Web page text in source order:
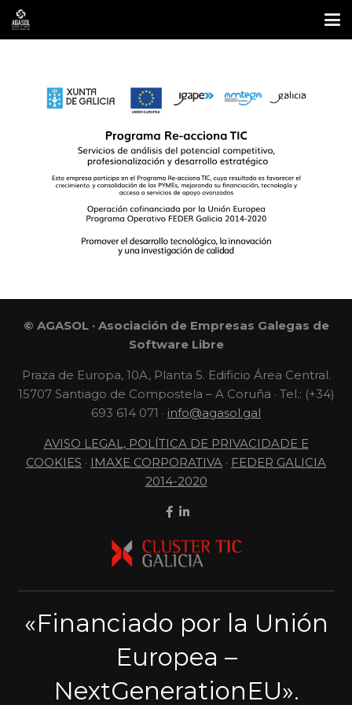
© AGASOL · Asociación de Empresas Galegas de
Software Libre
Praza de Europa, 10A, Planta 5. Edificio Área Central.
15707 Santiago de Compostela – A Coruña · Tel.: (+34)
693 614 071 · info@agasol.gal
AVISO LEGAL, POLÍTICA DE PRIVACIDADE E
COOKIES · IMAXE CORPORATIVA · FEDER GALICIA
2014-2020
«Financiado por la Unión
Europea –
NextGenerationEU».